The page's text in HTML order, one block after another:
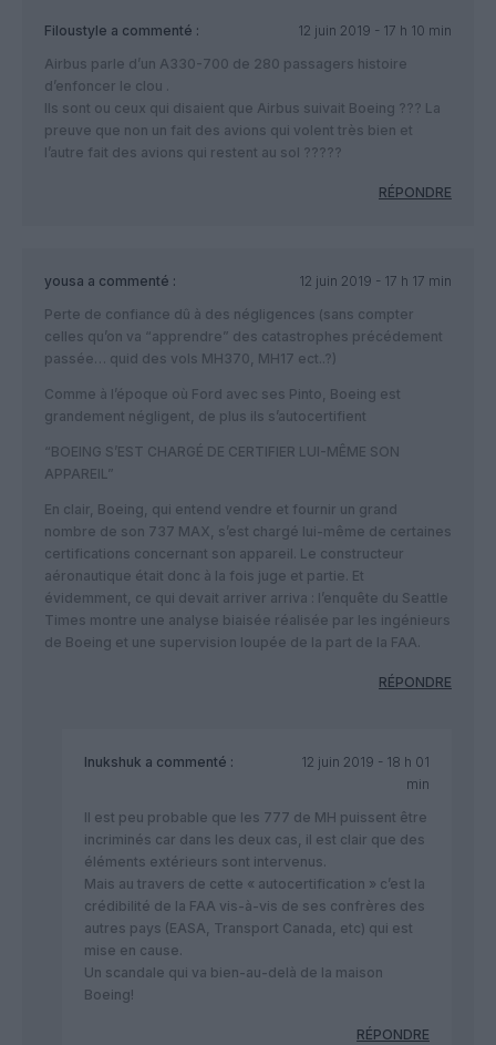
Filoustyle a commenté :
12 juin 2019 - 17 h 10 min
Airbus parle d’un A330-700 de 280 passagers histoire
d’enfoncer le clou .
Ils sont ou ceux qui disaient que Airbus suivait Boeing ??? La
preuve que non un fait des avions qui volent très bien et
l’autre fait des avions qui restent au sol ?????
RÉPONDRE
yousa a commenté :
12 juin 2019 - 17 h 17 min
Perte de confiance dû à des négligences (sans compter
celles qu’on va “apprendre” des catastrophes précédement
passée… quid des vols MH370, MH17 ect..?)
Comme à l’époque où Ford avec ses Pinto, Boeing est
grandement négligent, de plus ils s’autocertifient
“BOEING S’EST CHARGÉ DE CERTIFIER LUI-MÊME SON
APPAREIL”
En clair, Boeing, qui entend vendre et fournir un grand
nombre de son 737 MAX, s’est chargé lui-même de certaines
certifications concernant son appareil. Le constructeur
aéronautique était donc à la fois juge et partie. Et
évidemment, ce qui devait arriver arriva : l’enquête du Seattle
Times montre une analyse biaisée réalisée par les ingénieurs
de Boeing et une supervision loupée de la part de la FAA.
RÉPONDRE
Inukshuk a commenté :
12 juin 2019 - 18 h 01
min
Il est peu probable que les 777 de MH puissent être
incriminés car dans les deux cas, il est clair que des
éléments extérieurs sont intervenus.
Mais au travers de cette « autocertification » c’est la
crédibilité de la FAA vis-à-vis de ses confrères des
autres pays (EASA, Transport Canada, etc) qui est
mise en cause.
Un scandale qui va bien-au-delà de la maison
Boeing!
RÉPONDRE